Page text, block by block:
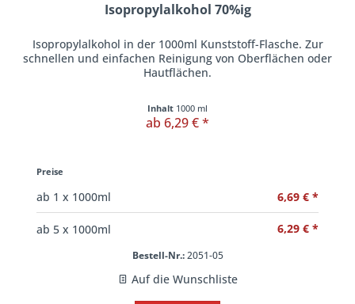
Isopropylalkohol 70%ig
Isopropylalkohol in der 1000ml Kunststoff-Flasche. Zur
schnellen und einfachen Reinigung von Oberflächen oder
Hautflächen.
Inhalt 1000 ml
ab 6,29 € *
Preise
ab 1x 1000ml 6,69 € *
ab 5x 1000ml 6,29 € *
Bestell-Nr.:2051-05
Auf die Wunschliste